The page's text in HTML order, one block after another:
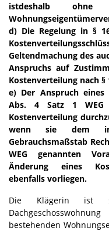
istdeshalb ohne
d) Die Regelung in §
Geltendmachung des
Anspruchs auf
Kostenverteilung nach §
e) Der Anspruch eines
Abs. 4 Satz 1 WEG
Kostenverteilung
wenn sie dem in
Gebrauchsmaßstab
WEG genannten
Änderung eines
ebenfalls vorliegen.
Die Klägerin ist
bestehenden